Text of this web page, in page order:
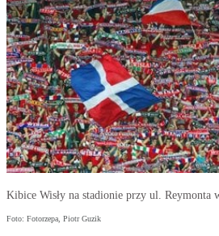
Kibice Wisły na stadionie przy ul. Reymonta
Foto: Fotorzepa, Piotr Guzik